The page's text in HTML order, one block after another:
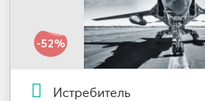
-52%
Истребитель